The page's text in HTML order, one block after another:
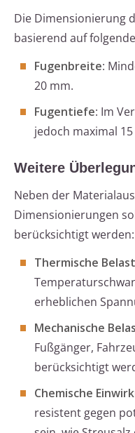
Die Dimensionierung
basierend auf
Fugenbreite:
20 mm.
Fugentiefe: Im
jedoch maximal
Weitere
Neben der
Dimensionierungen
berücksichtigt werden:
Thermische
erheblichen
Mechanische
Fußgänger,
berücksichtigt
Chemische
resistent gegen